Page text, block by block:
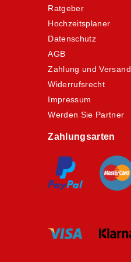
Ratgeber
Hochzeitsplaner
Datenschutz
AGB
Zahlung und Versand
Widerrufsrecht
Impressum
Werden Sie Partner
Zahlungsarten